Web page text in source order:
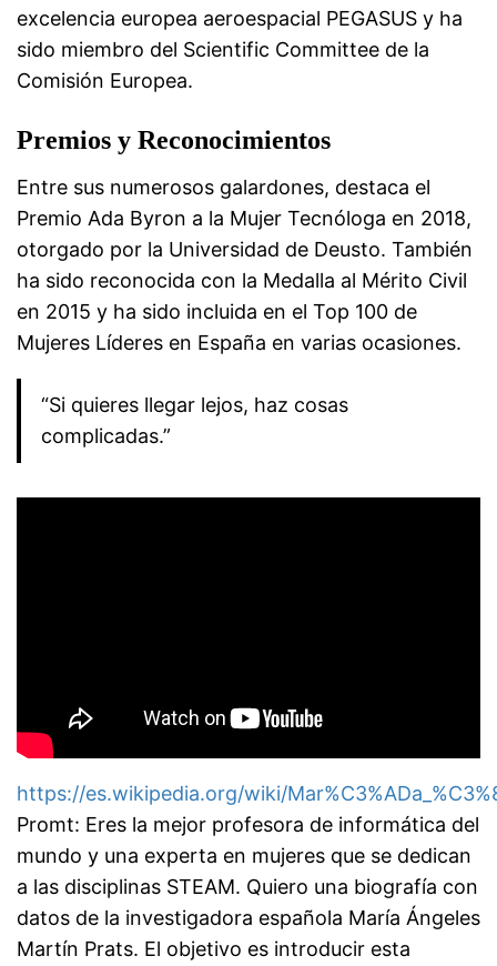
excelencia europea aeroespacial PEGASUS y ha
sido miembro del Scientific Committee de la
Comisión Europea.
Premios y Reconocimientos
Entre sus numerosos galardones, destaca el
Premio Ada Byron a la Mujer Tecnóloga en 2018,
otorgado por la Universidad de Deusto. También
ha sido reconocida con la Medalla al Mérito Civil
en 2015 y ha sido incluida en el Top 100 de
Mujeres Líderes en España en varias ocasiones.
“Si quieres llegar lejos, haz cosas
complicadas.”
https://es.wikipedia.org/wiki/
Promt: Eres la mejor profesora de informática del
mundo y una experta en mujeres que se dedican
a las disciplinas STEAM. Quiero una biografía con
datos de la investigadora española María Ángeles
Martín Prats. El objetivo es introducir esta